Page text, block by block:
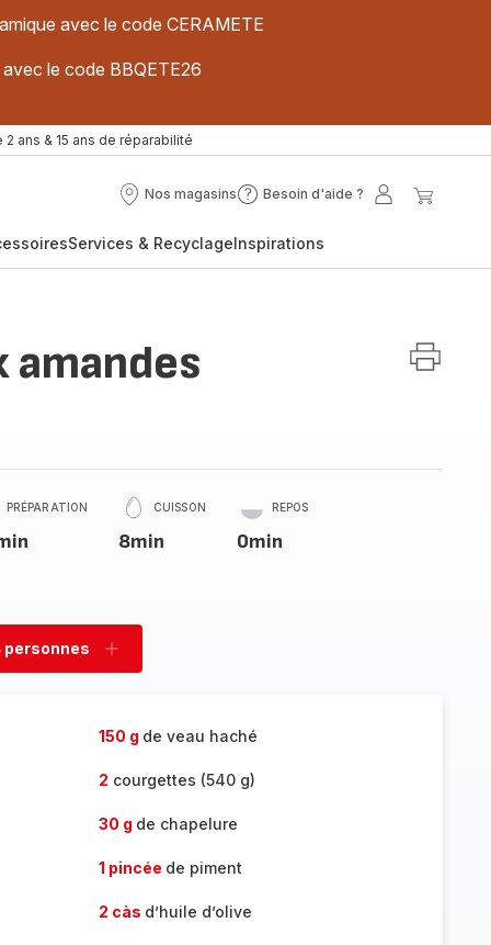
avec le code CERAMETE
le code BBQETE26
2 ans & 15 ans de réparabilité
Nos magasins
Nos
Besoin d'aide ?
Besoin
?
Mon
Services & RecyclageInspirations
amandes
PRÉPARATION CUISSON
8min
REPOS
0min
personnes
Ajouter
150 g de veau haché
2 courgettes (540 g)
30 g de chapelure
1 pincée de piment
2 càs d’huile d’olive